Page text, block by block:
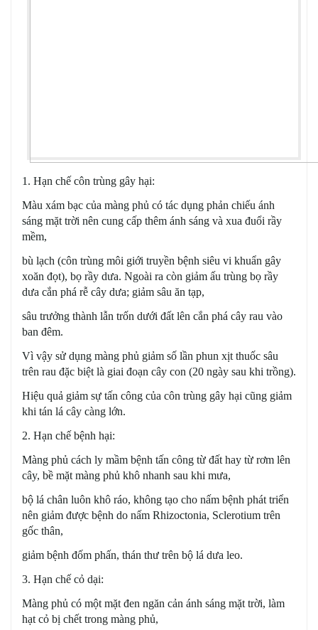
1. Hạn chế côn trùng gây hại:
Màu xám bạc của màng phủ có tác dụng phản chiếu ánh
sáng mặt trời nên cung cấp thêm ánh sáng và xua đuổi rầy
mềm,
bù lạch (côn trùng môi giới truyền bệnh siêu vi khuẩn gây
xoăn đọt), bọ rầy dưa. Ngoài ra còn giảm ấu trùng bọ rầy
dưa cắn phá rễ cây dưa; giảm sâu ăn tạp,
sâu trưởng thành lẫn trốn dưới đất lên cắn phá cây rau vào
ban đêm.
Vì vậy sử dụng màng phủ giảm số lần phun xịt thuốc sâu
trên rau đặc biệt là giai đoạn cây con (20 ngày sau khi trồng).
Hiệu quả giảm sự tấn công của côn trùng gây hại cũng giảm
khi tán lá cây càng lớn.
2. Hạn chế bệnh hại:
Màng phủ cách ly mầm bệnh tấn công từ đất hay từ rơm lên
cây, bề mặt màng phủ khô nhanh sau khi mưa,
bộ lá chân luôn khô ráo, không tạo cho nấm bệnh phát triển
nên giảm được bệnh do nấm Rhizoctonia, Sclerotium trên
gốc thân,
giảm bệnh đốm phấn, thán thư trên bộ lá dưa leo.
3. Hạn chế cỏ dại:
Màng phủ có một mặt đen ngăn cản ánh sáng mặt trời, làm
hạt cỏ bị chết trong màng phủ,